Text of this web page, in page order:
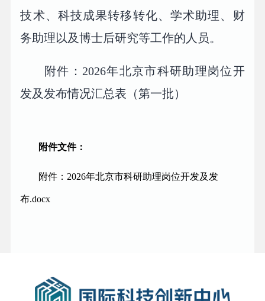
技术、科技成果转移转化、学术助理、财
务助理以及博士后研究等工作的人员。
附件：2026年北京市科研助理岗位开
发及发布情况汇总表（第一批）
附件文件：
附件：2026年北京市科研助理岗位开发及发
布.docx